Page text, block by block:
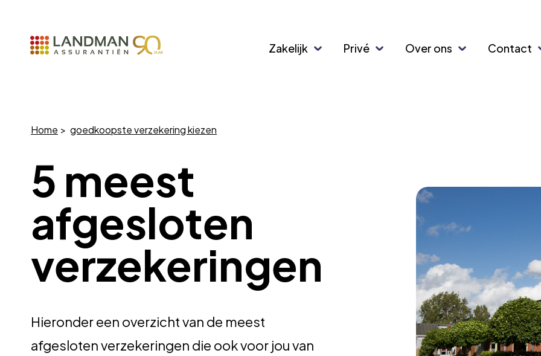
Zakelijk Privé Over ons Contact
Home goedkoopste verzekering kiezen
5 meest
afgesloten
verzekeringen
Hieronder een overzicht van de meest
afgesloten verzekeringen die ook voor jou van